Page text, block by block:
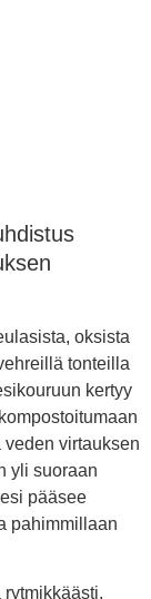
oksista
tonteilla
kertyy
virtauksen
yli suoraan
pääsee
pahimmillaan